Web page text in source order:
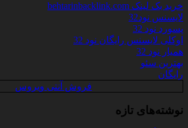
خرید بک لینک behtarinbacklink.com
لایسنس نود32
پسورد نود 32
اوکلی لایسنس رایگان نود 32
همیار نود 32
بهترین سئو
رایگان
فروش آنتی ویروس
نوشته‌های تازه